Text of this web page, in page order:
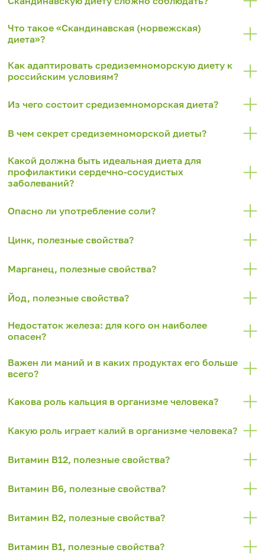
Что такое «Скандинавская (норвежская)
диета»?
Как адаптировать средиземноморскую диету к
российским условиям?
Из чего состоит средиземноморская диета?
В чем секрет средиземноморской диеты?
Какой должна быть идеальная диета для
профилактики сердечно-сосудистых
заболеваний?
Опасно ли употребление соли?
Цинк, полезные свойства?
Марганец, полезные свойства?
Йод, полезные свойства?
Недостаток железа: для кого он наиболее
опасен?
Важен ли маний и в каких продуктах его больше
всего?
Какова роль кальция в организме человека?
Какую роль играет калий в организме человека?
Витамин В12, полезные свойства?
Витамин В6, полезные свойства?
Витамин В2, полезные свойства?
Витамин В1, полезные свойства?